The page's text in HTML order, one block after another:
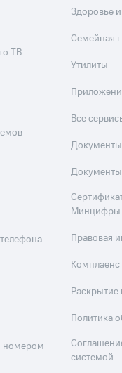
ТВ
номером
Здоровье
Семейная
Утилиты
Все
Документы
Минцифры
Правовая
Комплаенс
Политика
системой